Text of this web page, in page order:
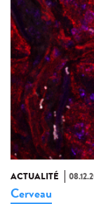
ACTUALITÉ
Cerveau